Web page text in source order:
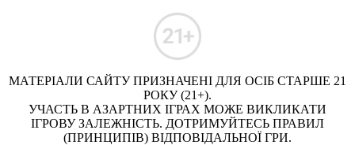
МАТЕРІАЛИ САЙТУ ПРИЗНАЧЕНІ ДЛЯ ОСІБ СТАРШЕ 21
РОКУ (21+).
УЧАСТЬ В АЗАРТНИХ ІГРАХ МОЖЕ ВИКЛИКАТИ
ІГРОВУ ЗАЛЕЖНІСТЬ. ДОТРИМУЙТЕСЬ ПРАВИЛ
(ПРИНЦИПІВ) ВІДПОВІДАЛЬНОЇ ГРИ.